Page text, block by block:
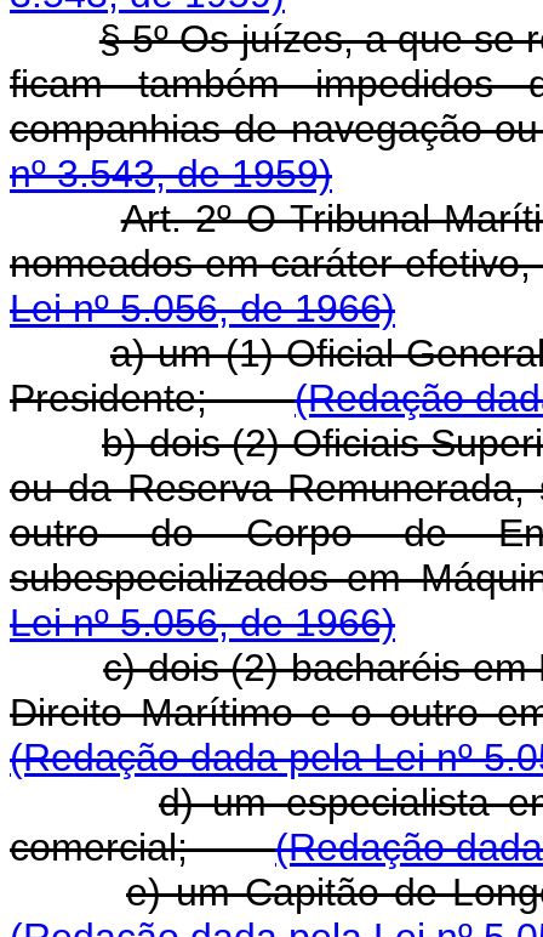
§ 5º Os juízes, a que se
ficam também impedidos
companhias de
nº 3.543, de 1959)
Art. 2º O Tribunal
nomeados em caráter
Lei nº 5.056, de 1966)
a) um (1) Oficial
Presidente;(Redação
b) dois (2) Oficiais
ou da Reserva
outro do Corpo de
subespecializados em
Lei nº 5.056, de 1966)
c) dois (2) bacharéis
Direito Marítimo e o outro
(Redação dada pela Lei nº
d) um especialista
comercial;(Redação
e) um Capitão de